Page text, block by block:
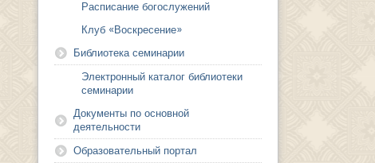
Расписание богослужений
Клуб «Воскресение»
Библиотека семинарии
Электронный каталог библиотеки
семинарии
Документы по основной
деятельности
Образовательный портал